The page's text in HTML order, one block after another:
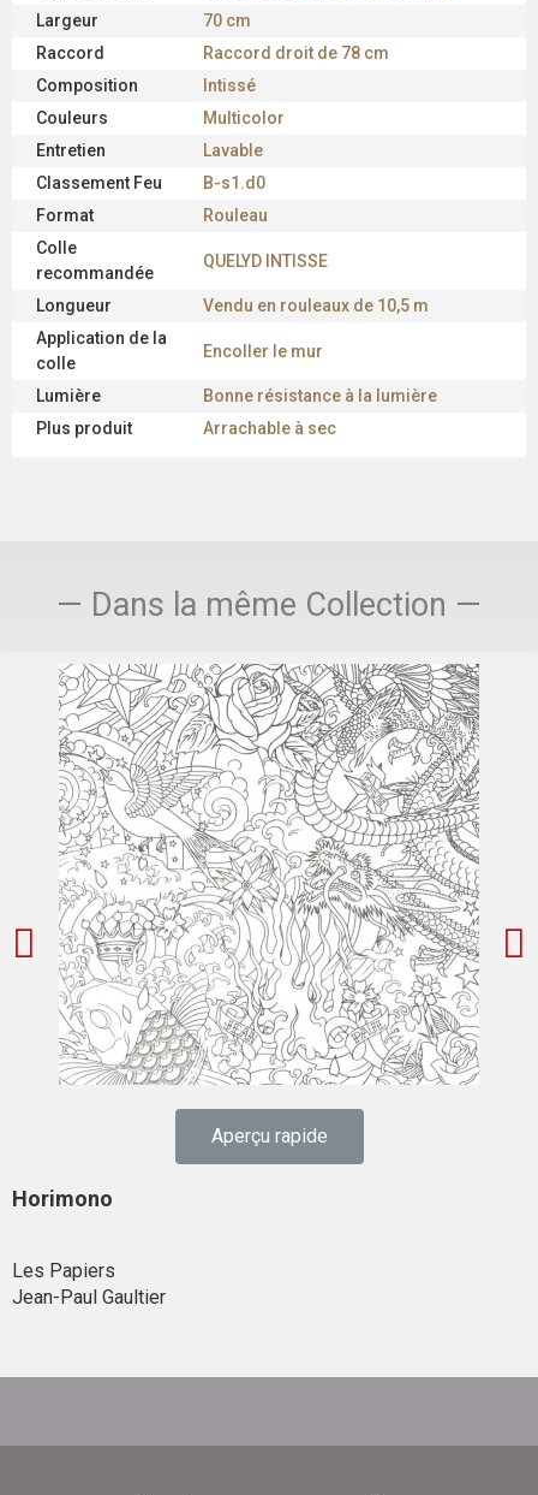
Largeur
70 cm
Raccord
Raccord droit de 78 cm
Composition
Intissé
Couleurs
Multicolor
Entretien
Lavable
Classement Feu
B-s1.d0
Format
Rouleau
Colle
recommandée
QUELYD INTISSE
Longueur
Vendu en rouleaux de 10,5 m
Application de la
colle
Encoller le mur
Lumière
Bonne résistance à la lumière
Plus produit
Arrachable à sec
— Dans la même Collection —
Aperçu rapide
Horimono
Les Papiers
Jean-Paul Gaultier